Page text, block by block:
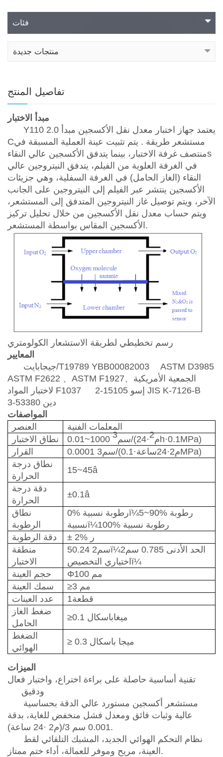
فئات
منتجات جديدة
تفاصيل المنتج
مبدأ الاختبار
Y110 2.0 يعتمد جهاز اختبار معدل نقل الأكسجين مبدأ
C
مستشعر طريقة . يتم تثبيت عينة العملية المسبقة في
منتصف غرفة الاختبار ، بينما يتدفق الأكسجين عالي النقاء
s
في الغرفة العلوية من الفيلم، يتدفق النيتروجين عالي
النقاء (الغاز الحامل) في الغرفة السفلية، وهي جزيئات
الأكسجين ينتشر عبر الفيلم إلى النيتروجين على الجانب
الآخر، ويتم توصيل غاز النيتروجين المتدفق إلى المستشعر،
ويتم حساب معدل نقل الأكسجين من خلال تحليل تركيز
الأكسجين المقاس بواسطة المستشعر.
رسم تخطيطي لطريقة الاستشعار الكولومتري
المعايير
جيجابايت/T19789 YBB00082003
ASTM D3985
ASTM F2622 、 ASTM F1927、 الجمعية الأمريكية
لاختبار المواد F1037
JIS K-7126-B
دين 53380-3
المواصفات
العنصر
المعلمات الفنية
نطاق الاختبار
0.01~1000 سم3 /( م2 ·24h·0.1MPa)
القرار
0.0001 سم3/(م2·24ساعة·0.1MPa)
نطاق درجة
الحرارة
15~45â
دقة درجة
الحرارة
±0.1â
نطاق
الرطوبة
0% رطوبة نسبيةï¼5~90% رطوبة
نسبيةï¼
100% رطوبة نسبية
دقة الرطوبة
± 2% ر
منطقة
الاختبار
50.24 سم2ï¼الحد الأدنى 0.785 سم2
اختياري التخصيص
ï¼
حجم العينة
Φ100 مم
سمك العينة
≥3 مم
عدد العينات
1قطعة
ضغط الغاز
الحامل
≥0.1 ميغاباسكال
الضغط
الهوائي
≥ 0.3 ميجا باسكال
الميزات
تقنية أساسية حاصلة على براءة اختراع، واختبار فعال
ودقيق
مستشعر أكسجين مستورد عالي الدقة بحساسية
عالية وثبات فائق ومعدل فشل منخفض للغاية، بدقة
0.001 سم 3/(م2
·
24 ساعة).
نظام التحكم الهوائي الجديد، المشبك التلقائي لقط
العينة، مريح وموفر للعمالة، أداء ختم ممتاز.